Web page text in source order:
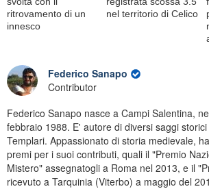
ritrovamento di un
innesco
nel territorio di Celico
Federico Sanapo
Contributor
Federico Sanapo nasce a Campi Salentina,
febbraio 1988. E' autore di diversi saggi
Templari. Appassionato di storia medievale,
premi per i suoi contributi, quali il "Premio
Mistero" assegnatogli a Roma nel 2013, e il
ricevuto a Tarquinia (Viterbo) a maggio del